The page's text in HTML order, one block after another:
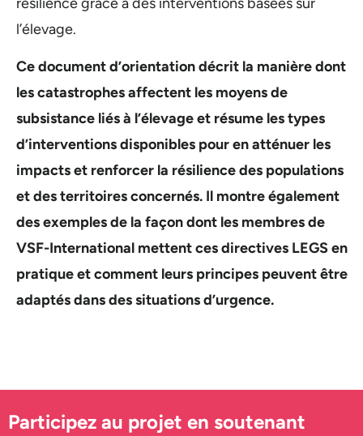
l’élevage.
Ce document d’orientation décrit la manière dont
les catastrophes affectent les moyens de
subsistance liés à l’élevage et résume les types
d’interventions disponibles pour en atténuer les
impacts et renforcer la résilience des populations
et des territoires concernés. Il montre également
des exemples de la façon dont les membres de
VSF-International mettent ces directives LEGS en
pratique et comment leurs principes peuvent être
adaptés dans des situations d’urgence.
Participez au projet en soutenant